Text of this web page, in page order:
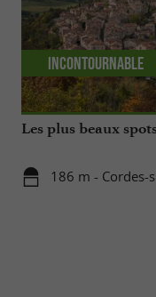
Les plus beaux
186 m - Cordes-
Incontournable